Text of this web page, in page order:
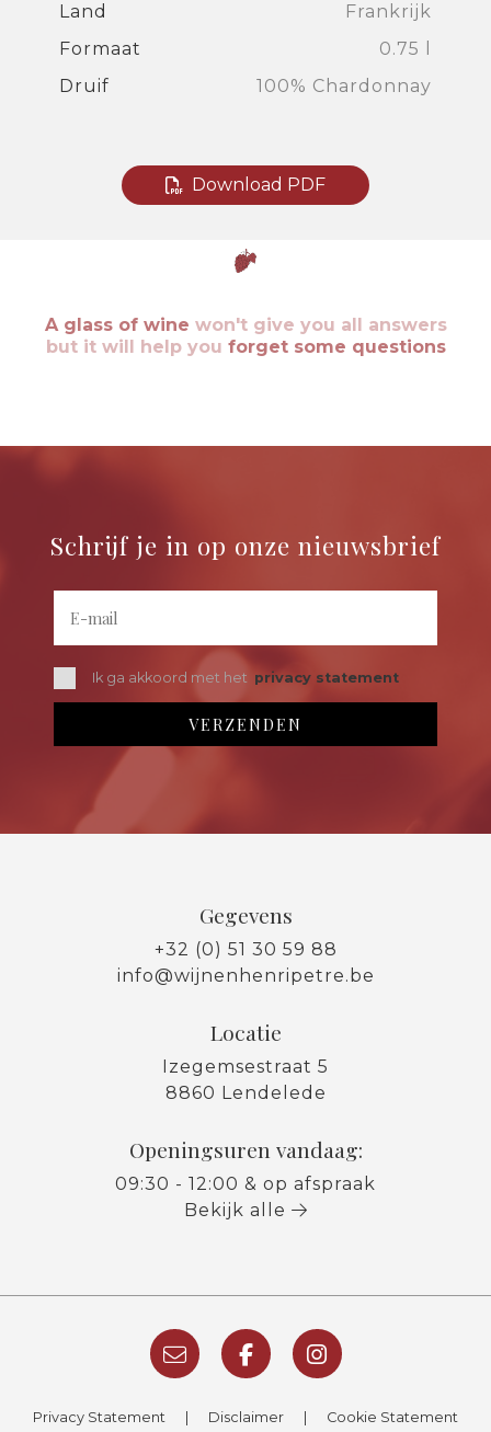
Land
Frankrijk
Formaat
0.75 l
Druif
100% Chardonnay
Download PDF
A glass of wine won't give you all answers
but it will help you forget some questions
Schrijf je in op onze nieuwsbrief
Ik ga akkoord met het privacy statement
Gegevens
+32 (0) 51 30 59 88
info@wijnenhenripetre.be
Locatie
Izegemsestraat 5
8860 Lendelede
Openingsuren vandaag:
09:30 - 12:00 & op afspraak
Bekijk alle
Privacy Statement Disclaimer Cookie Statement